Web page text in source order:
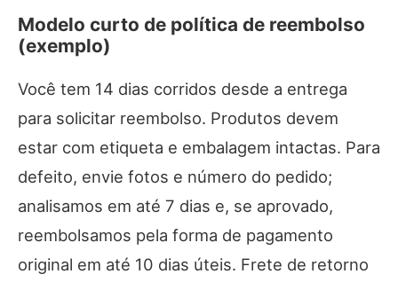
Modelo curto de política de reembolso
(exemplo)
Você tem 14 dias corridos desde a entrega
para solicitar reembolso. Produtos devem
estar com etiqueta e embalagem intactas. Para
defeito, envie fotos e número do pedido;
analisamos em até 7 dias e, se aprovado,
reembolsamos pela forma de pagamento
original em até 10 dias úteis. Frete de retorno